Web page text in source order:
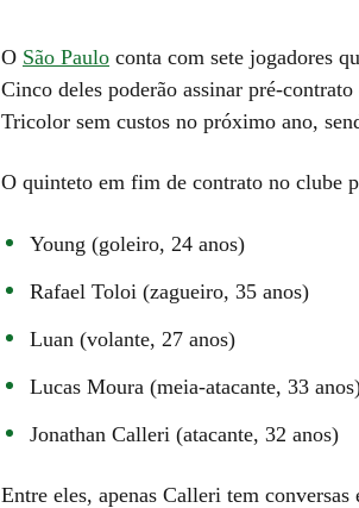
O São Paulo conta com sete jogadores
Cinco deles poderão assinar pré-
Tricolor sem custos no próximo ano,
O quinteto em fim de contrato no clube
Young (goleiro, 24 anos)
Rafael Toloi (zagueiro, 35 anos)
Luan (volante, 27 anos)
Lucas Moura (meia-atacante, 33
Jonathan Calleri (atacante, 32 anos)
Entre eles, apenas Calleri tem